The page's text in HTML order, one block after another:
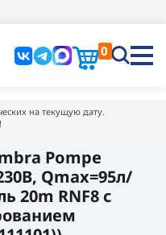
0
на текущую дату.
Pompe
Qmax=95л/
20m RNF8 с